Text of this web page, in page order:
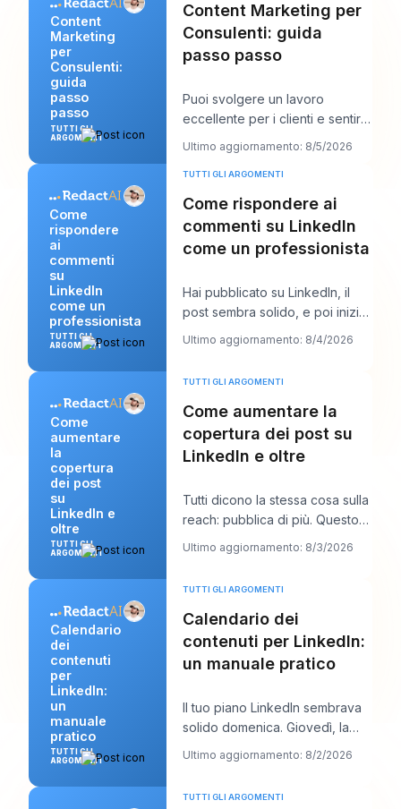
Content
Marketing
per
Consulenti:
guida
passo
passo
TUTTI GLI
ARGOMENTI
Content Marketing per
Consulenti: guida
passo passo
Puoi svolgere un lavoro
eccellente per i clienti e sentirti
comunque stranamente
invisibile online.
Ultimo aggiornamento: 8/5/2026
Come
rispondere
ai
commenti
su
LinkedIn
come un
professionista
TUTTI GLI
ARGOMENTI
TUTTI GLI ARGOMENTI
Come rispondere ai
commenti su LinkedIn
come un professionista
Hai pubblicato su LinkedIn, il
post sembra solido, e poi inizia
il lavoro vero. Appaiono alcuni
Ultimo aggiornamento: 8/4/2026
Come
aumentare
la
copertura
dei post
su
LinkedIn e
oltre
TUTTI GLI
ARGOMENTI
TUTTI GLI ARGOMENTI
Come aumentare la
copertura dei post su
LinkedIn e oltre
Tutti dicono la stessa cosa sulla
reach: pubblica di più. Questo
consiglio sembra produttivo, ma
Ultimo aggiornamento: 8/3/2026
Calendario
dei
contenuti
per
LinkedIn:
un
manuale
pratico
TUTTI GLI
ARGOMENTI
TUTTI GLI ARGOMENTI
Calendario dei
contenuti per LinkedIn:
un manuale pratico
Il tuo piano LinkedIn sembrava
solido domenica. Giovedì, la
coda è vuota, l’aggancio che ti
piaceva
Ultimo aggiornamento: 8/2/2026
TUTTI GLI ARGOMENTI